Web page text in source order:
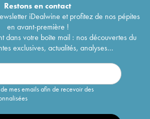
Restons encontact
iDealwine et profitez de nos pépites
en avant-première !
dans votre boîte mail : nos découvertes du
exclusives, actualités, analyses...
mes emails afin de recevoir des